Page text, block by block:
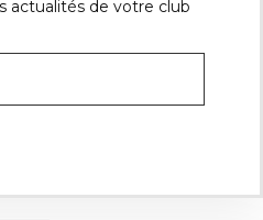
actualités de votre club